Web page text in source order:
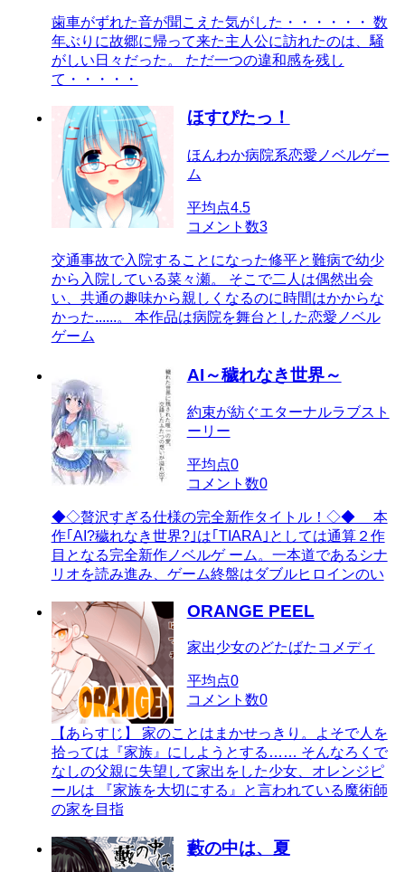
歯車がずれた音が聞こえた気がした・・・・・・ 数
年ぶりに故郷に帰って来た主人公に訪れたのは、騒
がしい日々だった。 ただ一つの違和感を残し
て・・・・・
ほすぴたっ！
ほんわか病院系恋愛ノベルゲー
ム
平均点4.5
コメント数3
交通事故で入院することになった修平と難病で幼少
から入院している菜々瀬。 そこで二人は偶然出会
い、共通の趣味から親しくなるのに時間はかからな
かった......。 本作品は病院を舞台とした恋愛ノベル
ゲーム
AI～穢れなき世界～
約束が紡ぐエターナルラブスト
ーリー
平均点0
コメント数0
◆◇贅沢すぎる仕様の完全新作タイトル！◇◆ 本
作｢AI?穢れなき世界?｣は｢TIARA｣としては通算２作
目となる完全新作ノベルゲ ーム。一本道であるシナ
リオを読み進み、ゲーム終盤はダブルヒロインのい
ORANGE PEEL
家出少女のどたばたコメディ
平均点0
コメント数0
【あらすじ】 家のことはまかせっきり。よそで人を
拾っては『家族』にしようとする…… そんなろくで
なしの父親に失望して家出をした少女、オレンジピ
ールは 『家族を大切にする』と言われている魔術師
の家を目指
藪の中は、夏